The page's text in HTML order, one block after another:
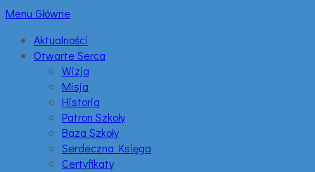
Menu Główne
Aktualności
Otwarte Serca
Wizja
Misja
Historia
Patron Szkoły
Baza Szkoły
Serdeczna Księga
Certyfikaty